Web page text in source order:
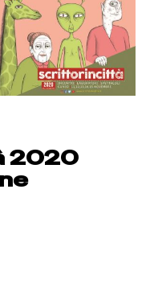
2020